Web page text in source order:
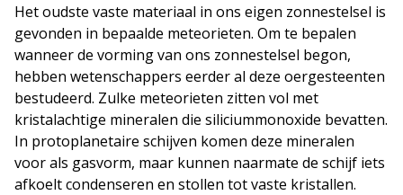
Het oudste vaste materiaal in ons eigen zonnestelsel is
gevonden in bepaalde meteorieten. Om te bepalen
wanneer de vorming van ons zonnestelsel begon,
hebben wetenschappers eerder al deze oergesteenten
bestudeerd. Zulke meteorieten zitten vol met
kristalachtige mineralen die siliciummonoxide bevatten.
In protoplanetaire schijven komen deze mineralen
voor als gasvorm, maar kunnen naarmate de schijf iets
afkoelt condenseren en stollen tot vaste kristallen.